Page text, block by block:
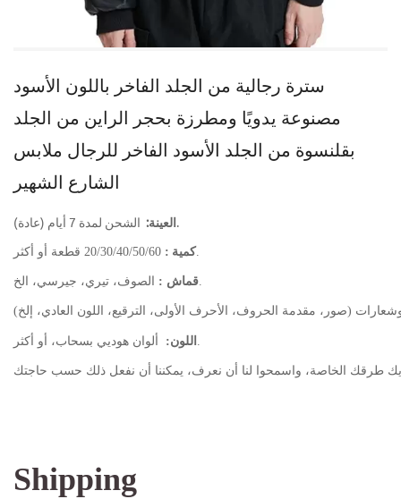
سترة رجالية من الجلد الفاخر باللون الأسود
مصنوعة يدويًا ومطرزة بحجر الراين من الجلد
بقلنسوة من الجلد الأسود الفاخر للرجال ملابس
الشارع الشهير
العينة:
كمية :
قماش :الصوف، تيري، جيرسي، الخ.
اللون:
Shipping